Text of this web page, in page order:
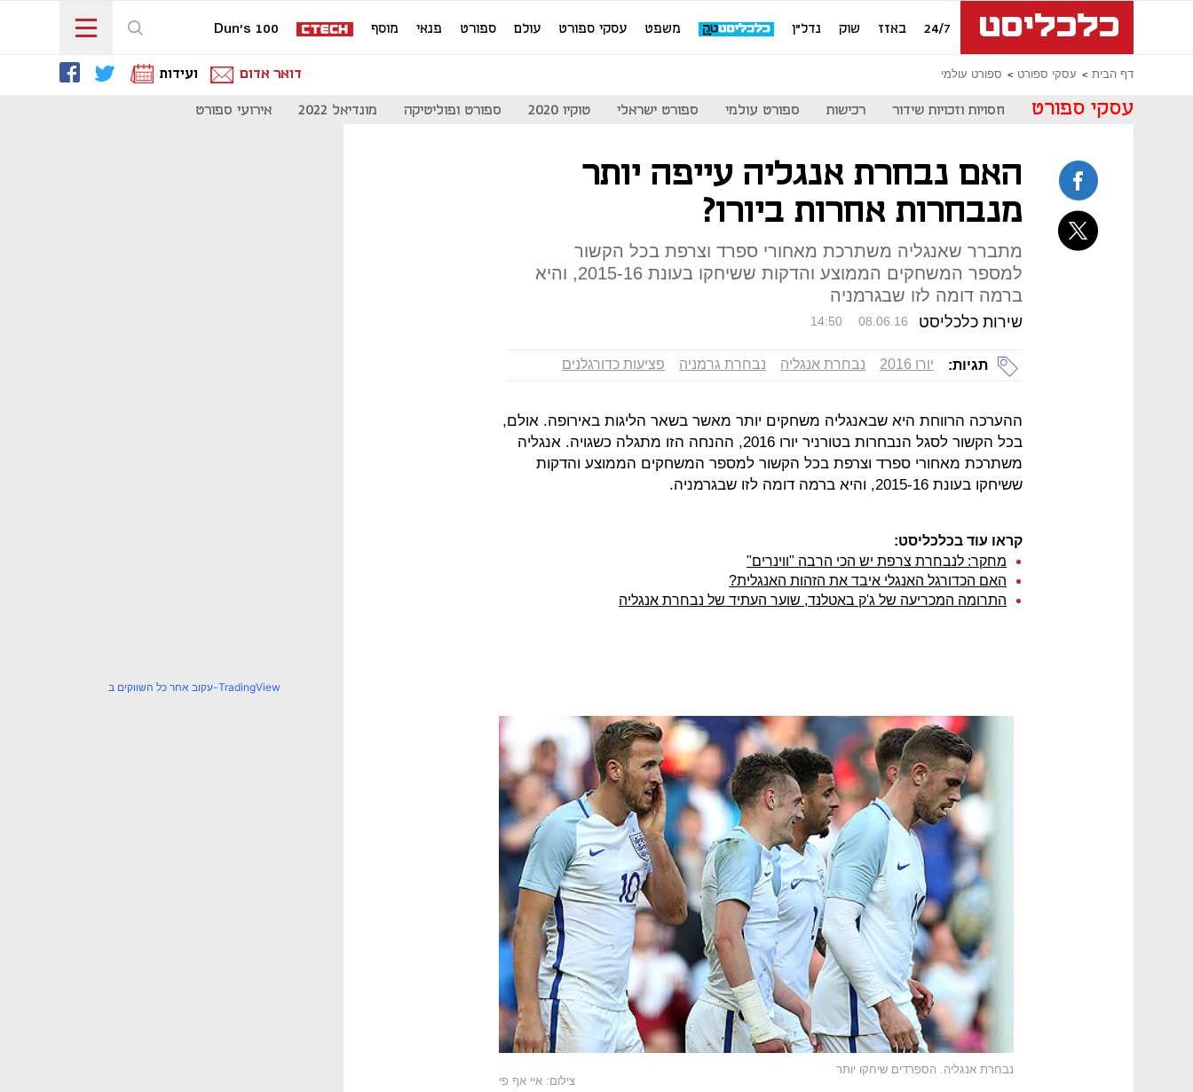
24/7 באזז שוק נדל"ן משפט עסקי ספורט עולם ספורט פנאי מוסף Dun's 100
דף הבית עסקי ספורט ספורט עולמי דואר אדום ועידות
עסקי ספורט חסויות וזכויות שידור רכישות ספורט עולמי ספורט ישראלי טוקיו 2020 ספורט ופוליטיקה מונדיאל 2022 אירועי ספורט
האם נבחרת אנגליה עייפה יותר
מנבחרות אחרות ביורו?
מתברר שאנגליה משתרכת מאחורי ספרד וצרפת בכל הקשור
למספר המשחקים הממוצע והדקות ששיחקו בעונת 2015-16, והיא
ברמה דומה לזו שבגרמניה
שירות כלכליסט 14:50 08.06.16
תגיות: יורו 2016 נבחרת אנגליה נבחרת גרמניה פציעות כדורגלנים
ההערכה הרווחת היא שבאנגליה משחקים יותר מאשר בשאר הליגות באירופה. אולם,
בכל הקשור לסגל הנבחרות בטורניר יורו 2016, ההנחה הזו מתגלה כשגויה. אנגליה
משתרכת מאחורי ספרד וצרפת בכל הקשור למספר המשחקים הממוצע והדקות
ששיחקו בעונת 2015-16, והיא ברמה דומה לזו שבגרמניה.
קראו עוד בכלכליסט:
מחקר: לנבחרת צרפת יש הכי הרבה "ווינרים"
האם הכדורגל האנגלי איבד את הזהות האנגלית?
התרומה המכריעה של ג'ק באטלנד, שוער העתיד של נבחרת אנגליה
נבחרת אנגליה. הספרדים שיחקו יותר
צילום: איי אף פי
עקוב אחר כל השווקים ב-TradingView